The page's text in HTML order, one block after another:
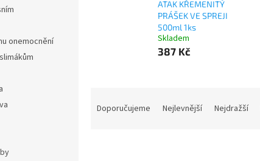
onemocnění
ATAK KŘEMENITÝ
PRÁŠEK VE SPREJI
500ml 1ks
Skladem
387 Kč
Doporučujeme Nejlevnější Nejdražší